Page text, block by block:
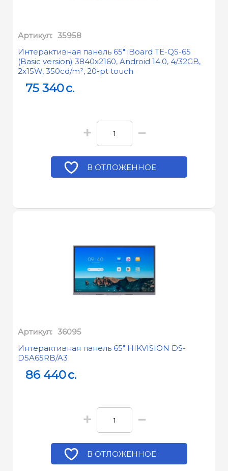
Артикул: 35958
Интерактивная панель 65" iBoard TE-QS-65
(Basic version) 3840x2160, Android 14.0, 4/32GB,
2x15W, 350cd/m², 20-pt touch
75 340c.
+ −
В ОТЛОЖЕННОЕ
Артикул: 36095
Интерактивная панель 65" HIKVISION DS-
D5A65RB/A3
86 440c.
+ −
В ОТЛОЖЕННОЕ